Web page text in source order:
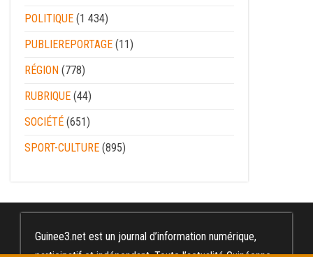
POLITIQUE (1 434)
PUBLIEREPORTAGE (11)
RÉGION (778)
RUBRIQUE (44)
SOCIÉTÉ (651)
SPORT-CULTURE (895)
Guinee3.net est un journal d’information numérique,